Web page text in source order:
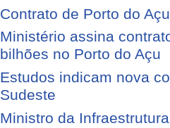
Contrato de Porto do
Ministério assina
bilhões no Porto do Açu
Estudos indicam nova
Sudeste
Ministro da